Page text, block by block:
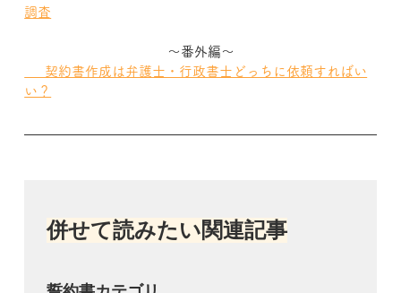
調査
～番外編～
契約書作成は弁護士・行政書士どっちに依頼すればい
い？
併せて読みたい関連記事